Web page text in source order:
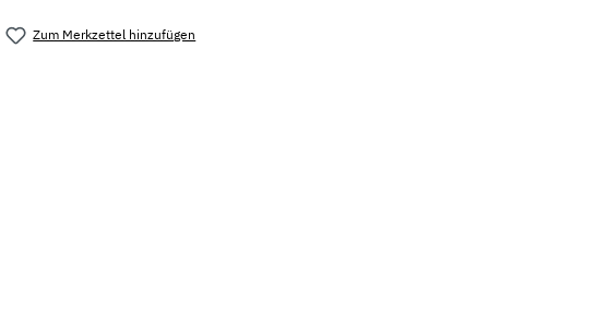
Zum Merkzettel hinzufügen